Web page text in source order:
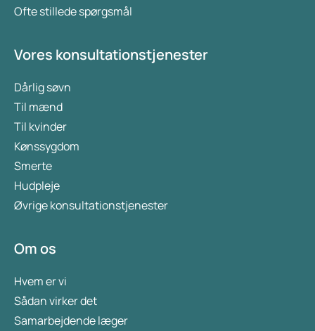
Ofte stillede spørgsmål
Vores konsultationstjenester
Dårlig søvn
Til mænd
Til kvinder
Kønssygdom
Smerte
Hudpleje
Øvrige konsultationstjenester
Om os
Hvem er vi
Sådan virker det
Samarbejdende læger